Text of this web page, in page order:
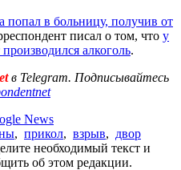
попал в больницу, получив от
писал о том, что у
алкоголь.
в Telegram. Подписывайтесь
News
, прикол, взрыв, двор
необходимый текст и
об этом редакции.